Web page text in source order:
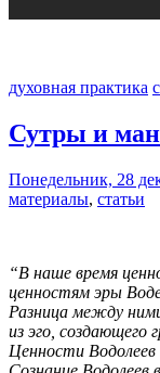
духовная практика
Сутры и
Понедельник, 28
материалы, статьи
“В наше время
ценностям эры
Разница между
из эго, создающего
Ценности